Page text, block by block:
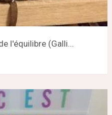
l'équilibre (Galli...